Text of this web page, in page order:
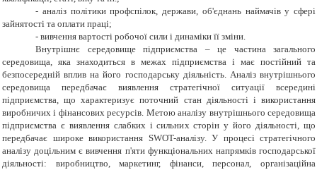
- аналіз політики профспілок, держави, об'єднань наймачів у сфері
зайнятості та оплати праці;
- вивчення вартості робочої сили і динаміки її зміни.
Внутрішнє середовище підприємства – це частина загального
середовища, яка знаходиться в межах підприємства і має постійний та
безпосередній вплив на його господарську діяльність. Аналіз внутрішнього
середовища передбачає виявлення стратегічної ситуації всередині
підприємства, що характеризує поточний стан діяльності і використання
виробничих і фінансових ресурсів. Метою аналізу внутрішнього середовища
підприємства є виявлення слабких і сильних сторін у його діяльності, що
передбачає широке використання SWOT-аналізу. У процесі стратегічного
аналізу доцільним є вивчення п'яти функціональних напрямків господарської
діяльності: виробництво, маркетинг, фінанси, персонал, організаційна